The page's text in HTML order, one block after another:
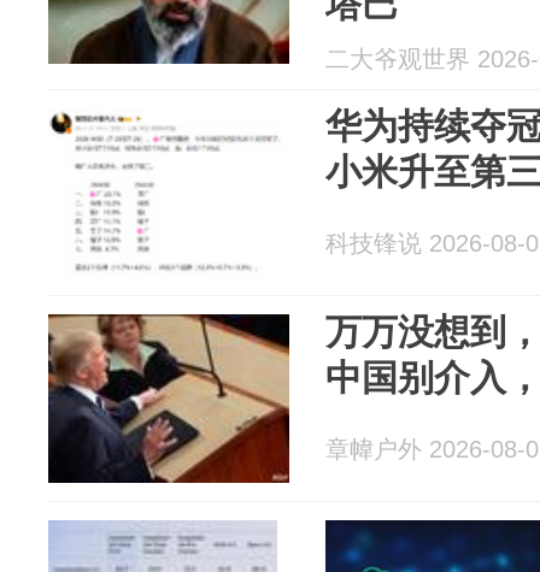
二大爷观世界
华为持续夺
小米升至第
科技锋说 2026-08-
万万没想到
中国别介入
章幃户外 2026-08-